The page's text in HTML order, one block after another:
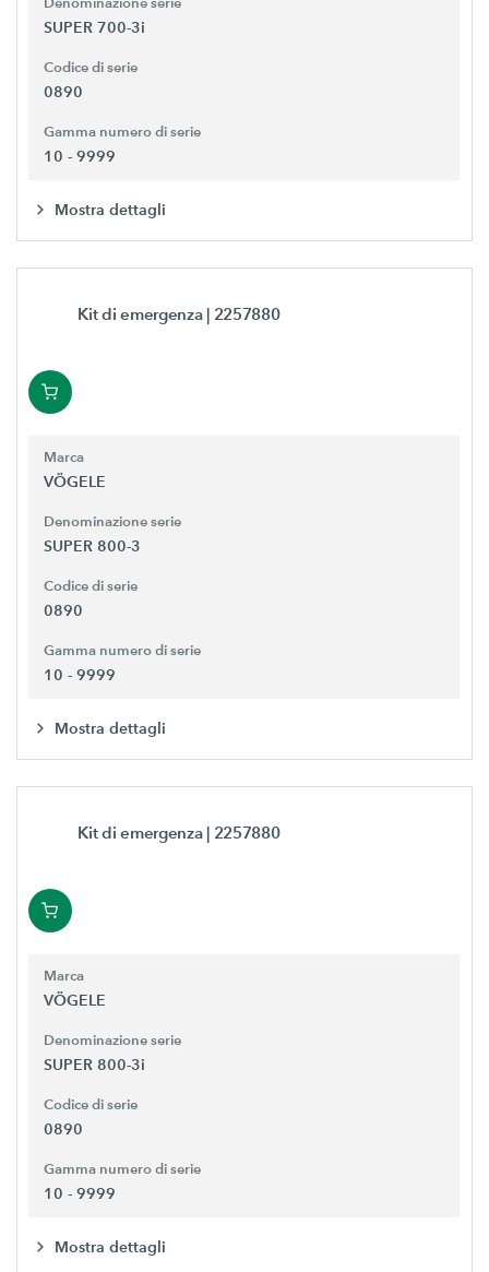
SUPER 700-3i
Codice di serie
0890
Gamma numero di serie
10 - 9999
Mostra dettagli
Kit di emergenza | 2257880
Marca
VÖGELE
Denominazione serie
SUPER 800-3
Codice di serie
0890
Gamma numero di serie
10 - 9999
Mostra dettagli
Kit di emergenza | 2257880
Marca
VÖGELE
Denominazione serie
SUPER 800-3i
Codice di serie
0890
Gamma numero di serie
10 - 9999
Mostra dettagli